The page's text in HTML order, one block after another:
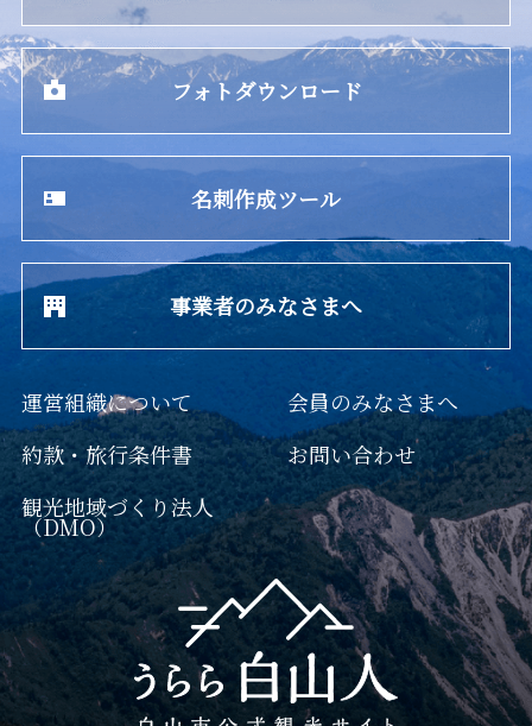
フォトダウンロード
名刺作成ツール
事業者のみなさまへ
運営組織について
約款・旅行条件書
観光地域づくり法人
（DMO）
会員のみなさまへ
お問い合わせ